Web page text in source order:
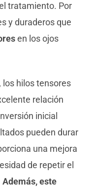
tratamiento. Por
y duraderos que
en los ojos
los hilos tensores
relación
inicial
pueden durar
una mejora
de repetir el
Además, este